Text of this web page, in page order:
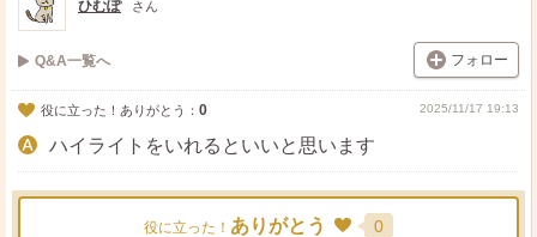
ひむぽ さん
Q&A一覧へ フォロー
役に立った！ありがとう： 0 2025/11/17 19:13
ハイライトをいれるといいと思います
役に立った！ ありがとう 0